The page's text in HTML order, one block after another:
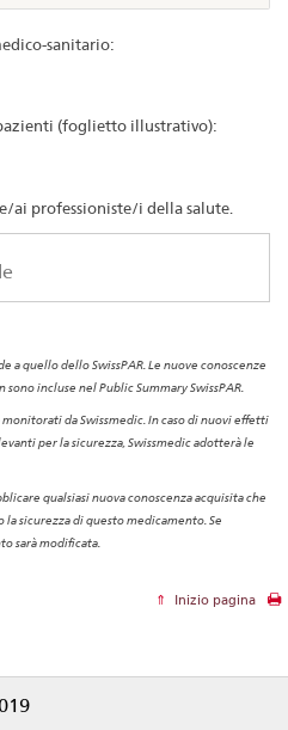
sanitario:
(foglietto illustrativo):
ai professioniste/i della salute.
a quello dello SwissPAR. Le nuove conoscenze
incluse nel Public Summary SwissPAR.
da Swissmedic. In caso di nuovi effetti
per la sicurezza, Swissmedic adotterà le
qualsiasi nuova conoscenza acquisita che
sicurezza di questo medicamento. Se
sarà modificata.
Inizio pagina